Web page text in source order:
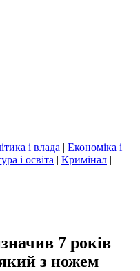
і влада | Економіка і
і освіта | Кримінал |
7 років
з ножем